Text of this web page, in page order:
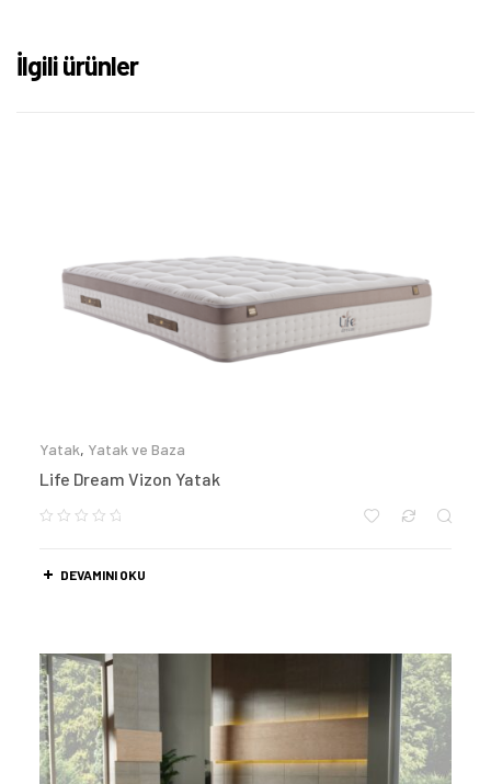
İlgili ürünler
Yatak, Yatak ve Baza
Life Dream Vizon Yatak
DEVAMINI OKU